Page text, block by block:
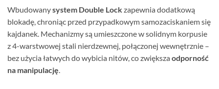
Wbudowanysystem Double Lockzapewnia dodatkową
blokadę, chroniąc przed przypadkowym samozaciskaniem się
kajdanek. Mechanizmy są umieszczone w solidnym korpusie
z 4-warstwowej stali nierdzewnej, połączonej wewnętrznie –
bez użycia łatwych do wybicia nitów, co zwiększa odporność
na manipulację